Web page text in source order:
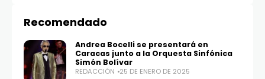
Recomendado
Andrea Bocelli se presentará en
Caracas junto a la Orquesta Sinfónica
Simón Bolívar
REDACCIÓN 25 DE ENERO DE 2025